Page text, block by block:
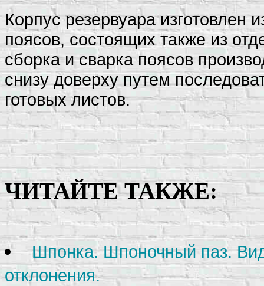
Корпус резервуара изготовлен
поясов, состоящих также из
сборка и сварка поясов
снизу доверху путем
готовых листов.
ЧИТАЙТЕ ТАКЖЕ:
Шпонка. Шпоночный паз.
отклонения.